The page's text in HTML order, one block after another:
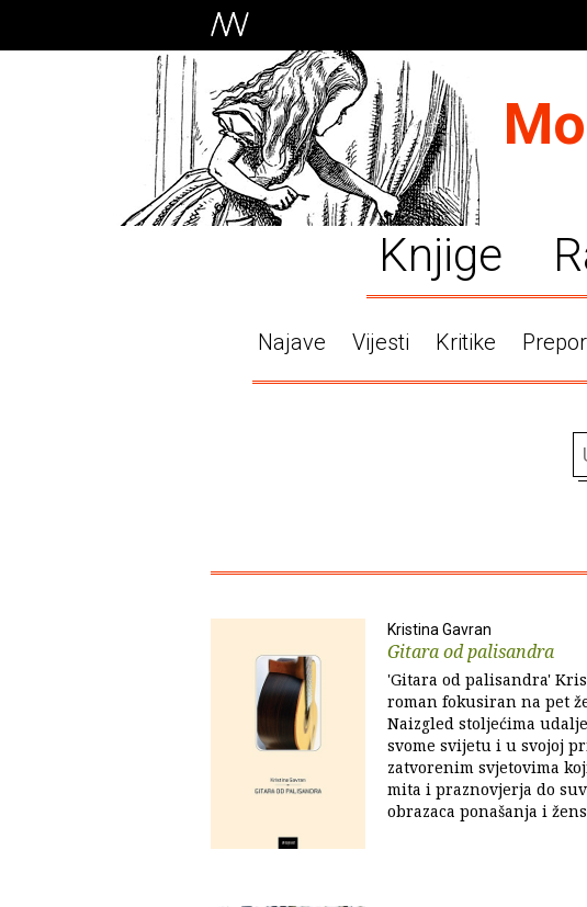
Knjige
Najave Vijesti Kritike
Kristina Gavran
Gitara od palisandra
'Gitara od palisandra'
roman fokusiran na pet
Naizgled stoljećima
svome svijetu i u svojoj
zatvorenim svjetovima
mita i praznovjerja do
obrazaca ponašanja i